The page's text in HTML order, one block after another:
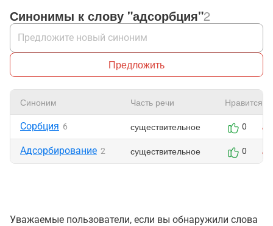
Синонимы к слову "адсорбция"2
Предложить
Синоним Часть речи Нравится
Сорбция 6 существительное 0
Адсорбирование 2 существительное 0
Уважаемые пользователи, если вы обнаружили слова